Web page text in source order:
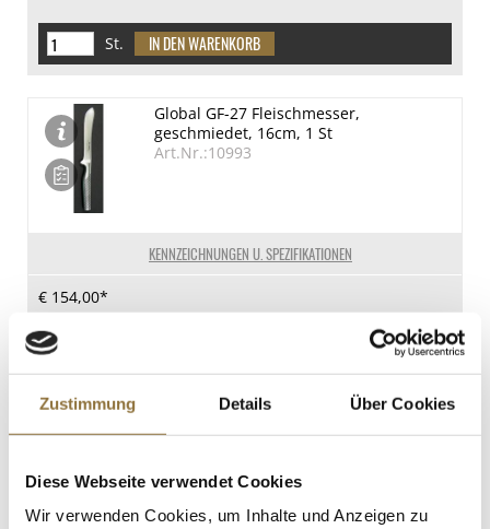
Zustimmung Details Über Cookies
Diese Webseite verwendet Cookies
Wir verwenden Cookies, um Inhalte und Anzeigen zu
St.
KENNZEICHNUNGEN U. SPEZIFIKATIONEN
Global GF-27 Fleischmesser,
geschmiedet, 16cm, 1 St
Art.Nr.:10993
€ 154,00*
Fleisch-/Fischmesser, 18cm, 1 St